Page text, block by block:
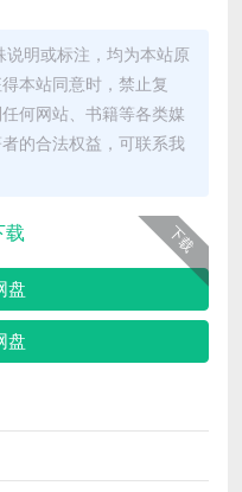
明或标注，均为本站原
本站同意时，禁止复
何网站、书籍等各类媒
的合法权益，可联系我
下载
载
盘
盘